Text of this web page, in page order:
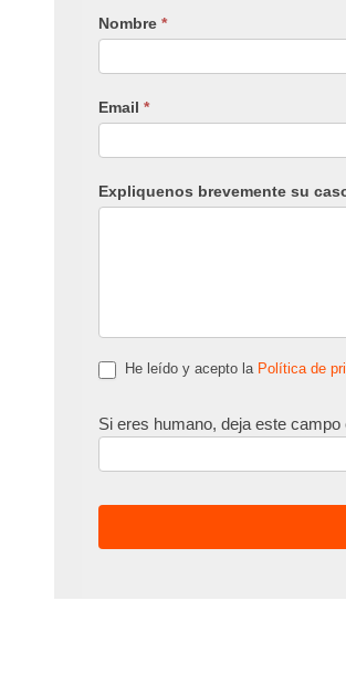
Nombre *
Email *
Expliquenos brevemente su
He leído y acepto la Política de
Si eres humano, deja este campo